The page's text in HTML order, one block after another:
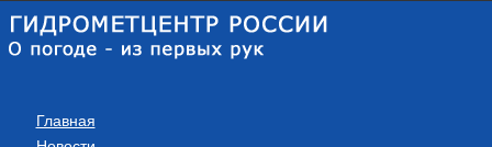
Главная